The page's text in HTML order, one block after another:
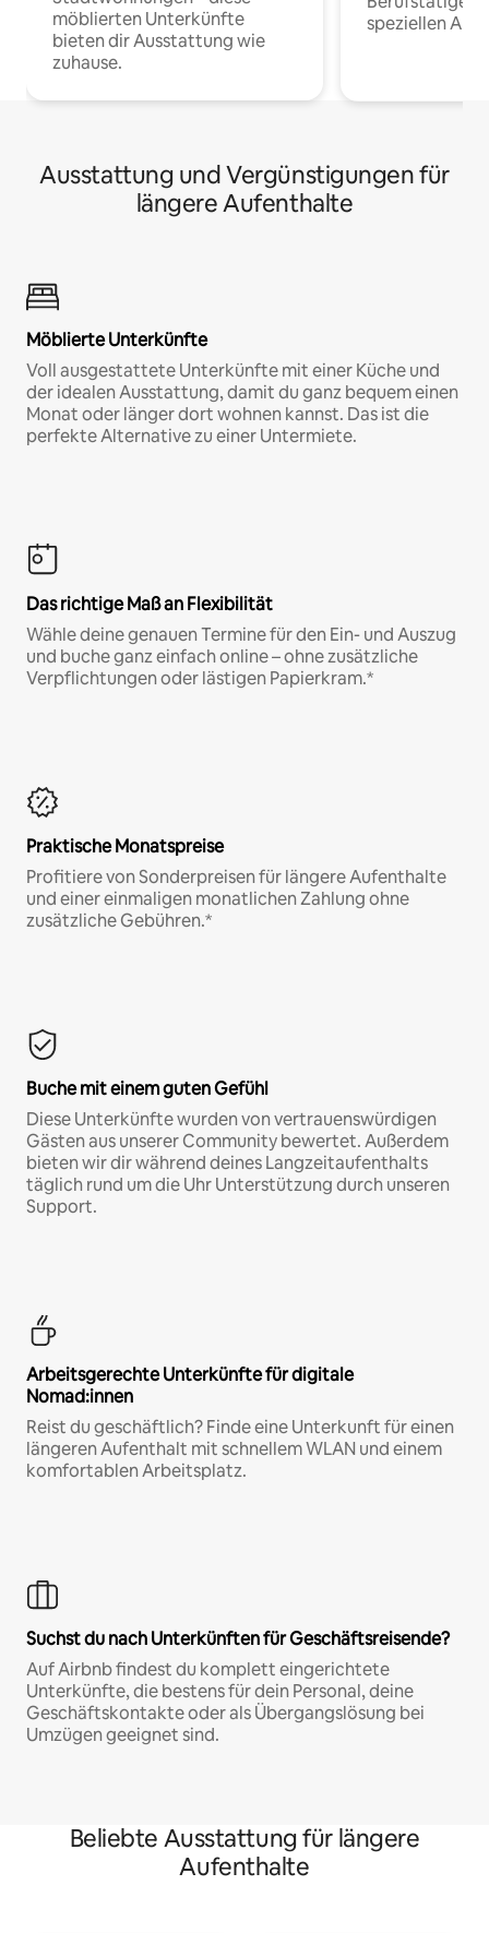
möblierten Unterkünfte
bieten dir Ausstattung wie
zuhause.
speziellen
Ausstattung und Vergünstigungen für
längere Aufenthalte
Möblierte Unterkünfte
Voll ausgestattete Unterkünfte mit einer Küche und
der idealen Ausstattung, damit du ganz bequem einen
Monat oder länger dort wohnen kannst. Das ist die
perfekte Alternative zu einer Untermiete.
Das richtige Maß an Flexibilität
Wähle deine genauen Termine für den Ein- und Auszug
und buche ganz einfach online – ohne zusätzliche
Verpflichtungen oder lästigen Papierkram.*
Praktische Monatspreise
Profitiere von Sonderpreisen für längere Aufenthalte
und einer einmaligen monatlichen Zahlung ohne
zusätzliche Gebühren.*
Buche mit einem guten Gefühl
Diese Unterkünfte wurden von vertrauenswürdigen
Gästen aus unserer Community bewertet. Außerdem
bieten wir dir während deines Langzeitaufenthalts
täglich rund um die Uhr Unterstützung durch unseren
Support.
Arbeitsgerechte Unterkünfte für digitale
Nomad:innen
Reist du geschäftlich? Finde eine Unterkunft für einen
längeren Aufenthalt mit schnellem WLAN und einem
komfortablen Arbeitsplatz.
Suchst du nach Unterkünften für Geschäftsreisende?
Auf Airbnb findest du komplett eingerichtete
Unterkünfte, die bestens für dein Personal, deine
Geschäftskontakte oder als Übergangslösung bei
Umzügen geeignet sind.
Beliebte Ausstattung für längere
Aufenthalte